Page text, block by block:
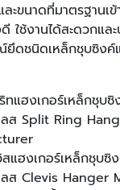
ะขนาดที่มาตรฐานเ
ดี ใช้งานได้สะดวกแ
ยึดชนิดเหล็กชุบซิงค์
แฮงเกอร์เหล็กชุบ
ส Split Ring
แฮงเกอร์เหล็กชุบซิ
ส Clevis Hanger